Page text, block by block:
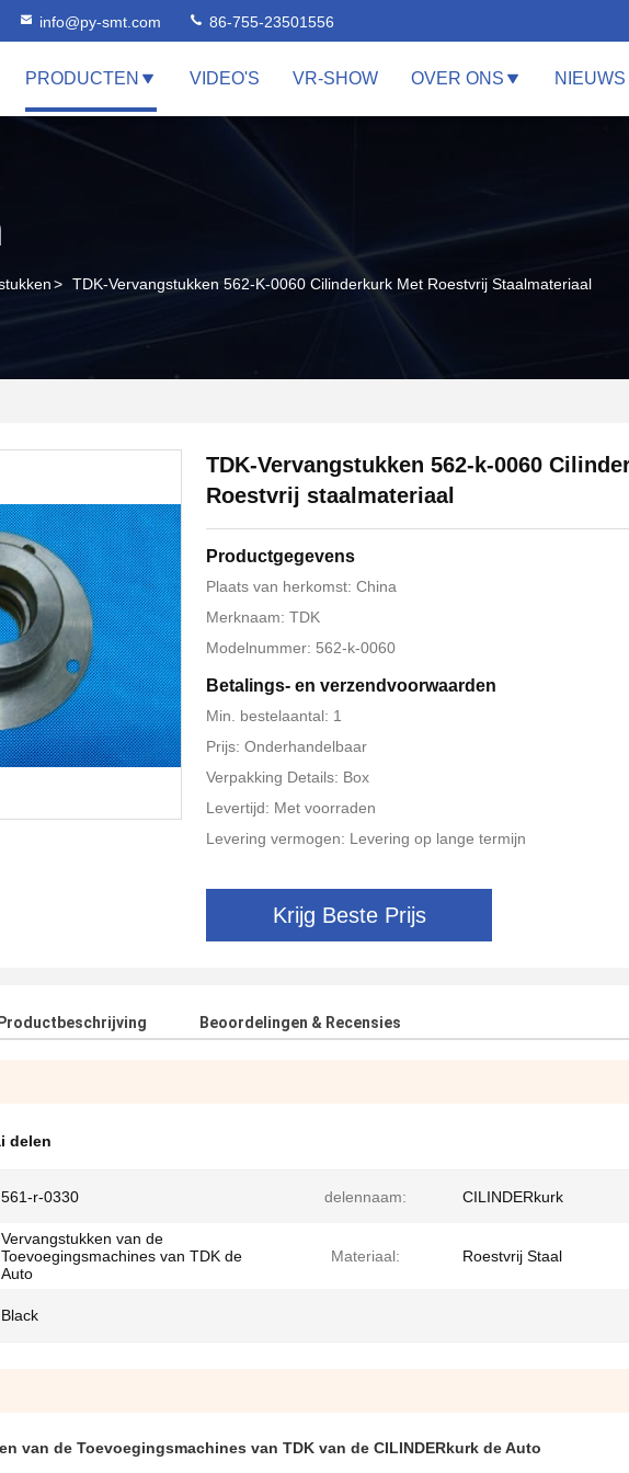
info@py-smt.com 86-755-23501556
PRODUCTEN VIDEO'S VR-SHOW OVER ONS NIEUWS
> TDK-Vervangstukken 562-K-0060 Cilinderkurk Met Roestvrij Staalmateriaal
TDK-Vervangstukken 562-k-0060
Roestvrij staalmateriaal
Productgegevens
Plaats van herkomst: China
Merknaam: TDK
Modelnummer: 562-k-0060
Betalings- en verzendvoorwaarden
Min. bestelaantal: 1
Prijs: Onderhandelbaar
Verpakking Details: Box
Levertijd: Met voorraden
Levering vermogen: Levering op lange termijn
Krijg Beste Prijs
Productbeschrijving Beoordelingen & Recensies
delen
561-r-0330 delennaam: CILINDERkurk
Vervangstukken van de
Toevoegingsmachines van TDK de
Auto
Materiaal: Roestvrij Staal
Black
van de Toevoegingsmachines van TDK van de CILINDERkurk de Auto